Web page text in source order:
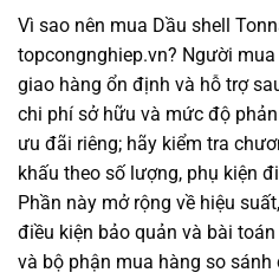
Vì sao nên mua Dầu shell
topcongnghiep.vn? Người
giao hàng ổn định và hỗ trợ
chi phí sở hữu và mức độ
ưu đãi riêng; hãy kiểm tra
khấu theo số lượng, phụ kiện
Phần này mở rộng về hiệu
điều kiện bảo quản và bài
và bộ phận mua hàng so